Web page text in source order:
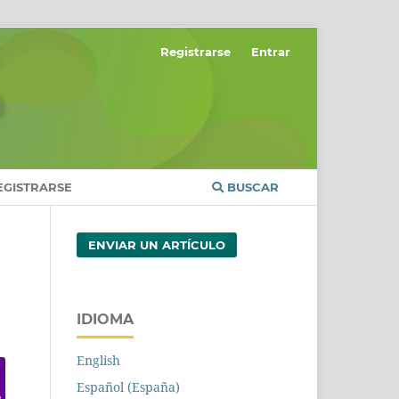
BUSCAR
Registrarse Entrar
ENVIAR UN ARTÍCULO
IDIOMA
English
Español (España)